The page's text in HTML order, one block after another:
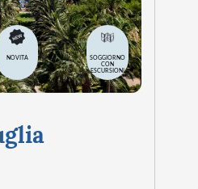
SCOPRI DI PIÙ